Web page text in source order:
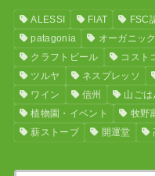
ALESSI FIAT FSC
patagonia
オーガニッ
クラフトビール
コスト
ツルヤ
ネスプレッソ
ワイン
信州 山ごは
植物園・イベント
牧野
薪ストーブ
開運堂